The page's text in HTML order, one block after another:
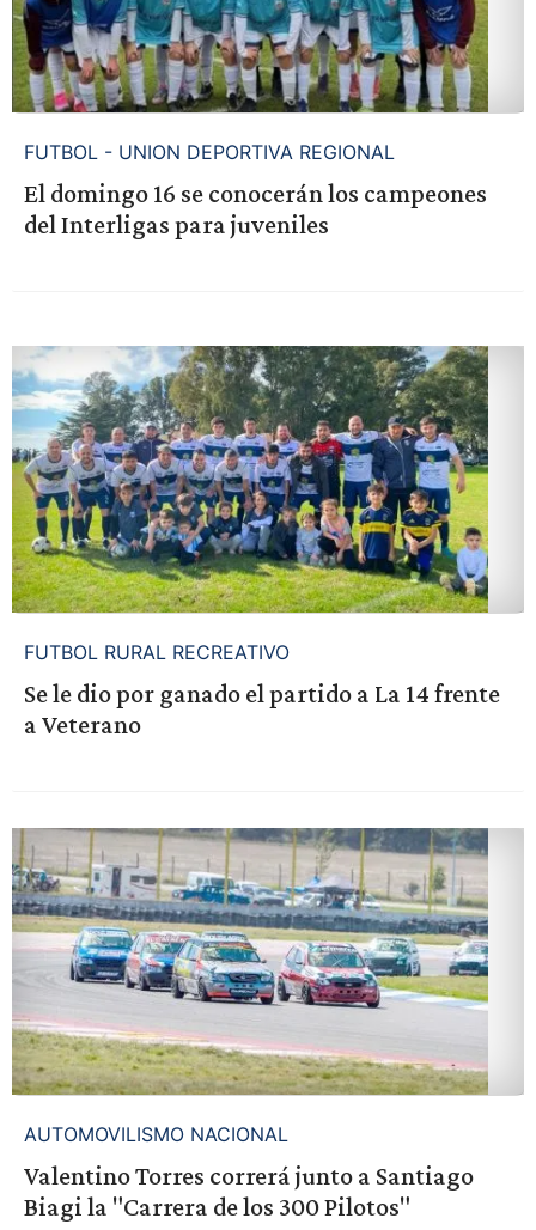
FUTBOL - UNION DEPORTIVA REGIONAL
El domingo 16 se conocerán los campeones
del Interligas para juveniles
FUTBOL RURAL RECREATIVO
Se le dio por ganado el partido a La 14 frente
a Veterano
AUTOMOVILISMO NACIONAL
Valentino Torres correrá junto a Santiago
Biagi la "Carrera de los 300 Pilotos"